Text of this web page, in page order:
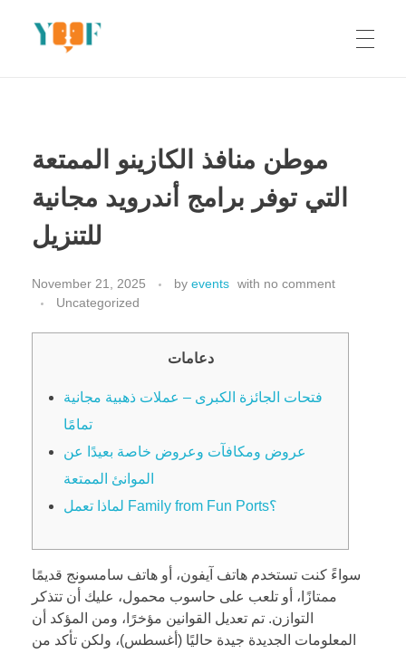
موطن منافذ الكازينو الممتعة
التي توفر برامج أندرويد مجانية
للتنزيل
November 21, 2025 by events with no comment
Uncategorized
دعامات
فتحات الجائزة الكبرى – عملات ذهبية مجانية
تمامًا
عروض ومكافآت وعروض خاصة بعيدًا عن
الموانئ الممتعة
لماذا تعمل Family from Fun Ports؟
سواءً كنت تستخدم هاتف آيفون، أو هاتف سامسونج قديمًا
ممتازًا، أو تلعب على حاسوب محمول، عليك أن تتذكر
التوازن. تم تعديل القوانين مؤخرًا، ومن المؤكد أن
المعلومات الجديدة جيدة حاليًا (أغسطس)، ولكن تأكد من